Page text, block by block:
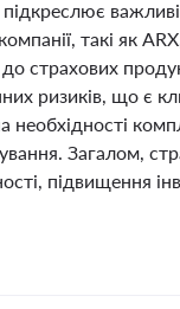
такі як
страхових
ризиків, що є
Загалом,
підвищення